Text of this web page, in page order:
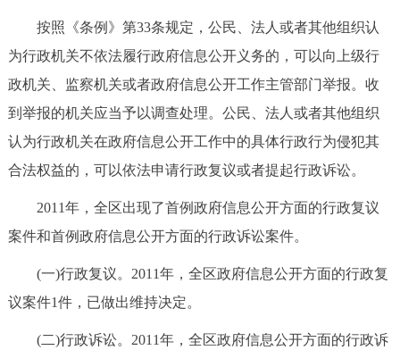
按照《条例》第33条规定，公民、法人或者其他组织认
为行政机关不依法履行政府信息公开义务的，可以向上级行
政机关、监察机关或者政府信息公开工作主管部门举报。收
到举报的机关应当予以调查处理。公民、法人或者其他组织
认为行政机关在政府信息公开工作中的具体行政行为侵犯其
合法权益的，可以依法申请行政复议或者提起行政诉讼。
2011年，全区出现了首例政府信息公开方面的行政复议
案件和首例政府信息公开方面的行政诉讼案件。
(一)行政复议。2011年，全区政府信息公开方面的行政复
议案件1件，已做出维持决定。
(二)行政诉讼。2011年，全区政府信息公开方面的行政诉